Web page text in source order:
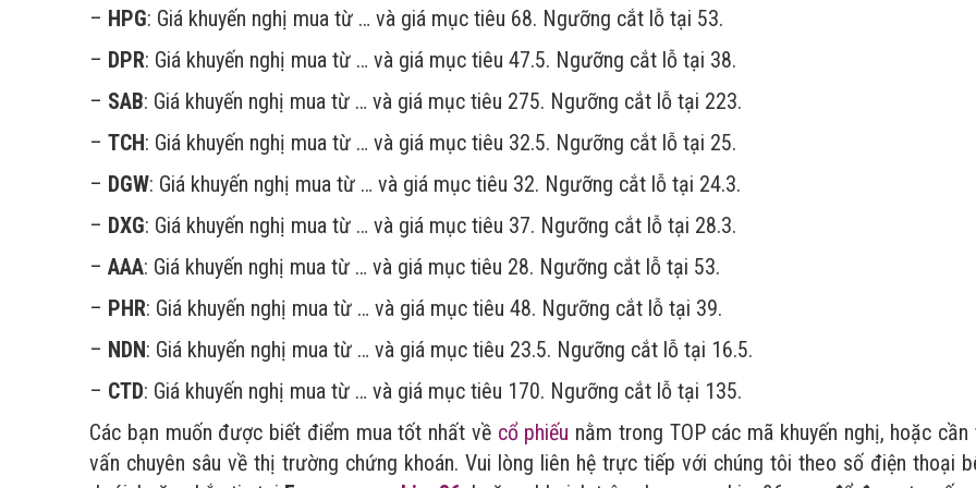
– HPG: Giá khuyến nghị mua từ … và giá mục tiêu 68. Ngưỡng cắt lỗ tại 53.
– DPR: Giá khuyến nghị mua từ … và giá mục tiêu 47.5. Ngưỡng cắt lỗ tại 38.
– SAB: Giá khuyến nghị mua từ … và giá mục tiêu 275. Ngưỡng cắt lỗ tại 223.
– TCH: Giá khuyến nghị mua từ … và giá mục tiêu 32.5. Ngưỡng cắt lỗ tại 25.
– DGW: Giá khuyến nghị mua từ … và giá mục tiêu 32. Ngưỡng cắt lỗ tại 24.3.
– DXG: Giá khuyến nghị mua từ … và giá mục tiêu 37. Ngưỡng cắt lỗ tại 28.3.
– AAA: Giá khuyến nghị mua từ … và giá mục tiêu 28. Ngưỡng cắt lỗ tại 53.
– PHR: Giá khuyến nghị mua từ … và giá mục tiêu 48. Ngưỡng cắt lỗ tại 39.
– NDN: Giá khuyến nghị mua từ … và giá mục tiêu 23.5. Ngưỡng cắt lỗ tại 16.5.
– CTD: Giá khuyến nghị mua từ … và giá mục tiêu 170. Ngưỡng cắt lỗ tại 135.
Các bạn muốn được biết điểm mua tốt nhất về cổ phiếu nằm trong TOP các mã khuyến nghị, hoặc
vấn chuyên sâu về thị trường chứng khoán. Vui lòng liên hệ trực tiếp với chúng tôi theo số điện thoại